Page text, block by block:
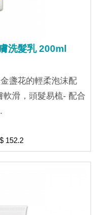
洗髮乳 200ml
盞花的輕柔泡沫配
滑，頭髮易梳- 配合
152.2